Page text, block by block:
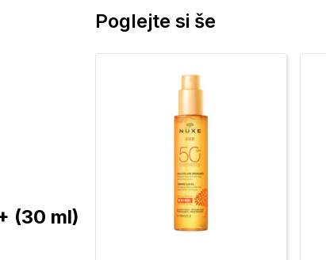
(30 ml)
Poglejte si še